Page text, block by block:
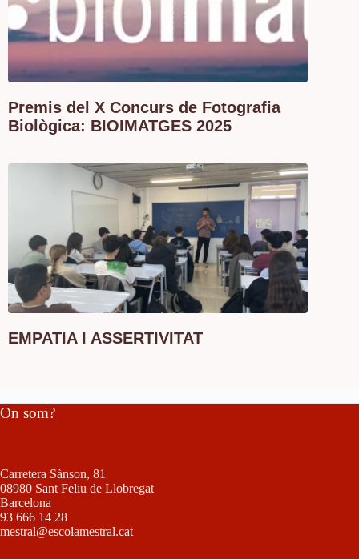
Premis del X Concurs de Fotografia
Biològica: BIOIMATGES 2025
EMPATIA I ASSERTIVITAT
On som?
Carretera Sànson, 81
08980 Sant Feliu de Llobregat
Barcelona
93 666 14 28
mestral@escolamestral.cat